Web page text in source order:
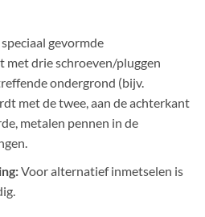
gevormde
drie schroeven/pluggen
ondergrond (bijv.
met de twee, aan de achterkant
metalen pennen in de
Voor alternatief inmetselen is